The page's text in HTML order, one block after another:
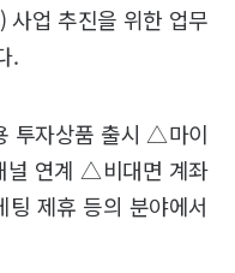
사업 추진을 위한 업무
.
투자상품 출시 △마이
널 연계 △비대면 계좌
제휴 등의 분야에서